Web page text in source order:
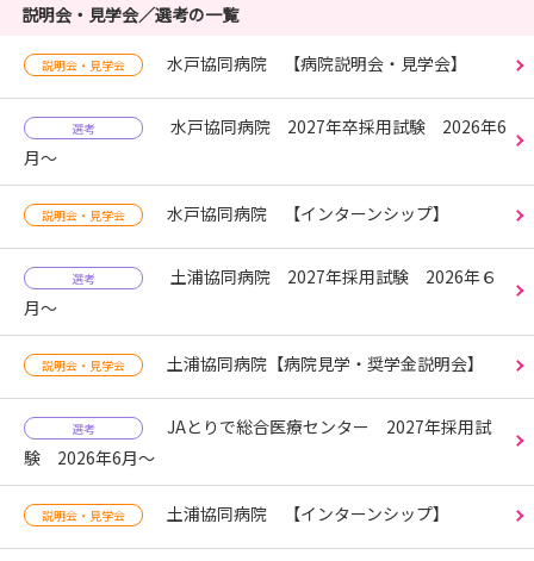
説明会・見学会／選考の一覧
説明会・見学会 水戸協同病院 【病院説明会・見学会】
選考
水戸協同病院 2027年卒採用試験 2026年6
月～
説明会・見学会 水戸協同病院 【インターンシップ】
選考
土浦協同病院 2027年採用試験 2026年６
月～
説明会・見学会 土浦協同病院【病院見学・奨学金説明会】
選考
JAとりで総合医療センター 2027年採用試
験 2026年6月～
説明会・見学会 土浦協同病院 【インターンシップ】